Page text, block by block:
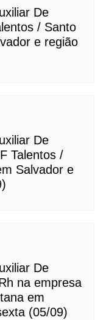
De
/ Santo
e região
De
Talentos /
Salvador e
De
na empresa
em
(05/09)